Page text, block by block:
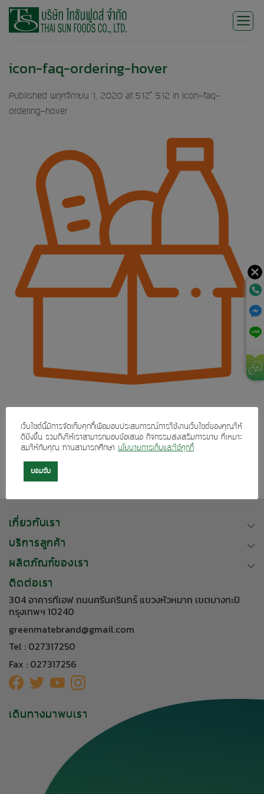
Skip
icon-faq-ordering-hover
Published พฤศจิกายน 1, 2020 at 512 × 512 in icon-faq-
ordering-hover
Previous
เกี่ยวกับเรา
บริการลูกค้า
ผลิตภัณฑ์ของเรา
ติดต่อเรา
304 อาคารทีเอฟ ถนนศรีนครินทร์ แขวงหัวหมาก เขตบางกะปิ
กรุงเทพฯ 10240
greenmatebrand@gmail.com
Tel : 027317250
Fax : 027317256
เดินทางมาพบเรา
เว็บไซต์นี้มีการจัดเก็บคุกกี้เพื่อมอบประสบการณ์การใช้งานเว็บไซต์ของคุณให้
ดียิ่งขึ้น รวมถึงให้เราสามารถมอบข้อเสนอ กิจกรรมส่งเสริมการขาย ที่เหมาะ
สมให้กับคุณ ท่านสามารถศึกษา นโยบายการเก็บและใช้คุกกี้
ยอมรับ